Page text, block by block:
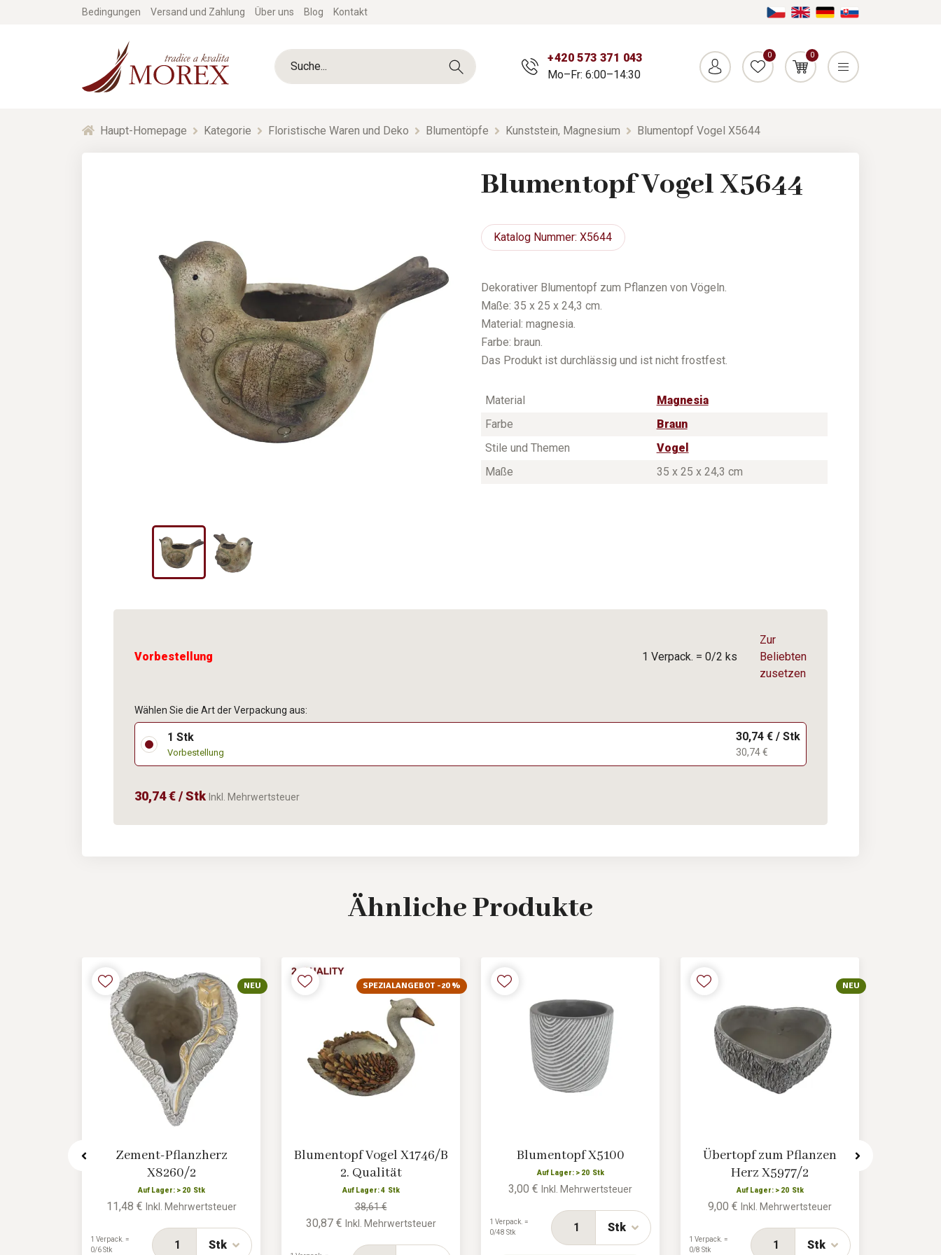
Bedingungen Versand und Zahlung Über uns Blog Kontakt
+420 573 371 043
Mo–Fr: 6:00–14:30
0 0
Haupt-Homepage Kategorie Floristische Waren und Deko Blumentöpfe Kunststein, Magnesium Blumentopf Vogel X5644
Blumentopf Vogel X5644
Katalog Nummer: X5644
Dekorativer Blumentopf zum Pflanzen von Vögeln.
Maße: 35 x 25 x 24,3 cm.
Material: magnesia.
Farbe: braun.
Das Produkt ist durchlässig und ist nicht frostfest.
Material
Magnesia
Farbe
Braun
Stile und Themen
Vogel
Maße
35 x 25 x 24,3 cm
Vorbestellung 1 Verpack. = 0/2 ks
Zur
Beliebten
zusetzen
Wählen Sie die Art der Verpackung aus:
1 Stk
Vorbestellung
30,74 € / Stk
30,74 €
30,74 € / Stk Inkl. Mehrwertsteuer
ÄhnlicheProdukte
NEU
Zement-Pflanzherz
X8260/2
Auf Lager: > 20 Stk
11,48 € Inkl. Mehrwertsteuer
Stk
1 Verpack. =
0/6 Stk
SPEZIALANGEBOT -20 %
Blumentopf Vogel X1746/B
2. Qualität
Auf Lager: 4 Stk
38,61 €
30,87 € Inkl. Mehrwertsteuer
Blumentopf X5100
Auf Lager: > 20 Stk
3,00 € Inkl. Mehrwertsteuer
Stk
1 Verpack. =
0/48 Stk
NEU
Übertopf zum Pflanzen
Herz X5977/2
Auf Lager: > 20 Stk
9,00 € Inkl. Mehrwertsteuer
Stk
1 Verpack. =
0/8 Stk